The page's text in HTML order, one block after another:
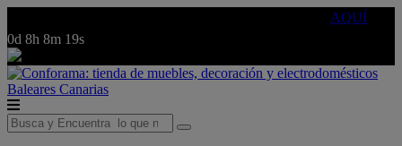
AQUÍ
0d 8h 8m 19s
Baleares Canarias